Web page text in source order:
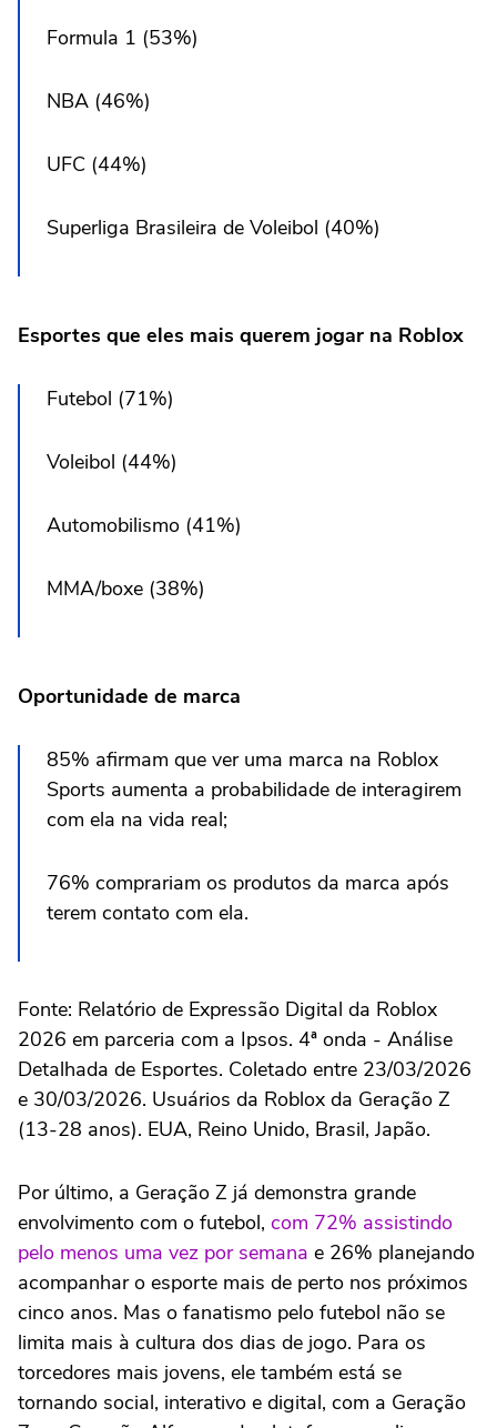
Formula 1 (53%)
NBA (46%)
UFC (44%)
Superliga Brasileira de Voleibol (40%)
Esportes que eles mais querem jogar na Roblox
Futebol (71%)
Voleibol (44%)
Automobilismo (41%)
MMA/boxe (38%)
Oportunidade de marca
85% afirmam que ver uma marca na Roblox
Sports aumenta a probabilidade de interagirem
com ela na vida real;
76% comprariam os produtos da marca após
terem contato com ela.
Fonte: Relatório de Expressão Digital da Roblox
2026 em parceria com a Ipsos. 4ª onda - Análise
Detalhada de Esportes. Coletado entre 23/03/2026
e 30/03/2026. Usuários da Roblox da Geração Z
(13-28 anos). EUA, Reino Unido, Brasil, Japão.
Por último, a Geração Z já demonstra grande
envolvimento com o futebol, com 72% assistindo
pelo menos uma vez por semana e 26% planejando
acompanhar o esporte mais de perto nos próximos
cinco anos. Mas o fanatismo pelo futebol não se
limita mais à cultura dos dias de jogo. Para os
torcedores mais jovens, ele também está se
tornando social, interativo e digital, com a Geração